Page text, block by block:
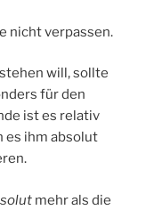
nicht verpassen.
will, sollte
für den
ist es relativ
es ihm absolut
mehr als die